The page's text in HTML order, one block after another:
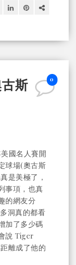
0
斯
國名人賽開
球場(奧古斯
是美極了，
事項，也真
的網友分
洞真的都看
加了多少碼
說 Tiger
離成了他的